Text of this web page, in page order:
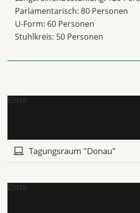
Parlamentarisch: 80 Personen
U-Form: 60 Personen
Stuhlkreis: 50 Personen
Error
Tagungsraum "Donau"
Error